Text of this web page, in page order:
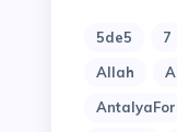
5de5 7
Allah